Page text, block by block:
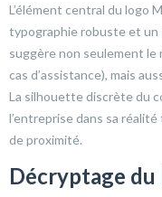
L’élément central du logo
typographie robuste et un
suggère non seulement
cas d’assistance), mais
La silhouette discrète du
l’entreprise dans sa
de proximité.
Décryptage du